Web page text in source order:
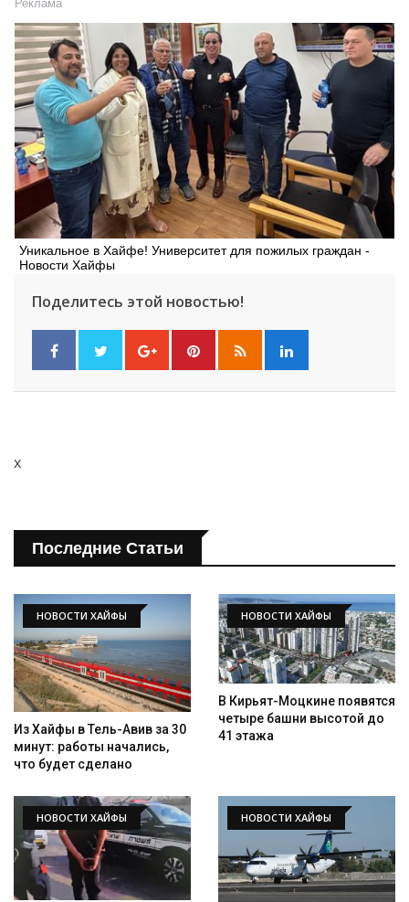
Реклама
Уникальное в Хайфе! Университет для пожилых граждан -
Новости Хайфы
Поделитесь этой новостью!
x
Последние Статьи
НОВОСТИ ХАЙФЫ
Из Хайфы в Тель-Авив за 30
минут: работы начались,
что будет сделано
НОВОСТИ ХАЙФЫ
В Кирьят-Моцкине появятся
четыре башни высотой до
41 этажа
НОВОСТИ ХАЙФЫ НОВОСТИ ХАЙФЫ